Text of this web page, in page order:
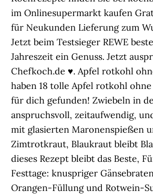
im Onlinesupermarkt kaufen
für Neukunden Lieferung zum
Jetzt beim Testsieger REWE
Jahreszeit ein Genuss. Jetzt
Chefkoch.de ♥. Apfel rotkohl
haben 18 tolle Apfel rotkohl ohne
für dich gefunden! Zwiebeln in
anspruchsvoll, zeitaufwendig,
mit glasierten Maronenspießen
Zimtrotkraut, Blaukraut bleibt
dieses Rezept bleibt das Beste,
Festtage: knuspriger
Orangen-Füllung und Rotwein-